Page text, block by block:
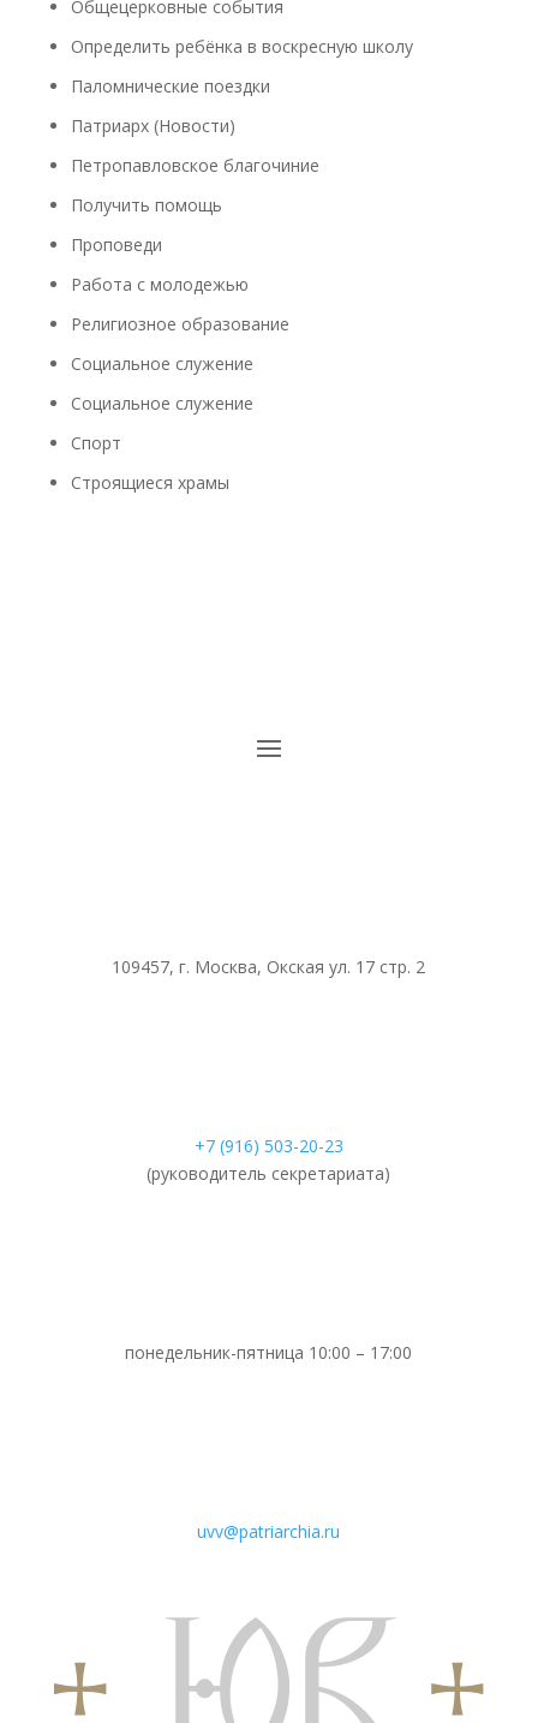
Общецерковные события
Определить ребёнка в воскресную школу
Паломнические поездки
Патриарх (Новости)
Петропавловское благочиние
Получить помощь
Проповеди
Работа с молодежью
Религиозное образование
Социальное служение
Социальное служение
Спорт
Строящиеся храмы
109457, г. Москва, Окская ул. 17 стр. 2
+7 (916) 503-20-23
(руководитель секретариата)
понедельник-пятница 10:00 – 17:00
uvv@patriarchia.ru